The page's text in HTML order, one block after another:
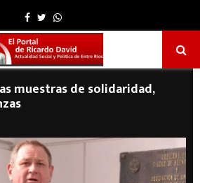
Facebook
TwitterWhatsapp
muestras de solidaridad,